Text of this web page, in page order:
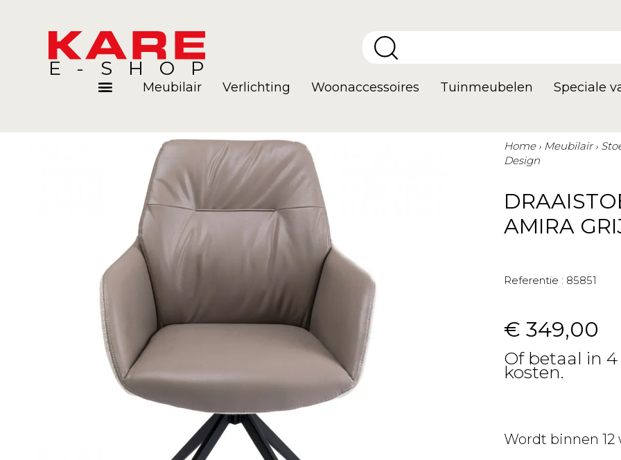
E-SHOP
Meubilair Verlichting Woonaccessoires Tuinmeubelen Speciale
Home Meubilair
Design
AMIRA
Referentie : 85851
€ 349,00
Of betaal in
kosten.
Wordt binnen